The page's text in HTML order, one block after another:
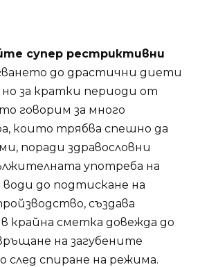
супер рестриктивни
до драстични диети
за кратки периоди от
говорим за много
които трябва спешно да
поради здравословни
употреба на
до подтискане на
създава
в крайна сметка довежда до
на загубените
след спиране на режима.